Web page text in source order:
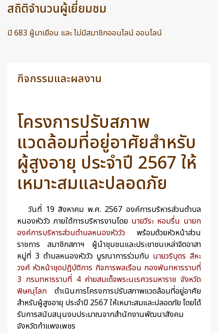
สถิติจำนวนผู้เยี่ยมชม
มี 683 ผู้มาเยือน และ ไม่มีสมาชิกออนไลน์ ออนไลน์
กิจกรรมและผลงาน
โครงการปรับสภาพ
แวดล้อมที่อยู่อาศัยสำหรับ
ผู้สูงอายุ ประจำปี 2567 ให้
เหมาะสมและปลอดภัย
วันที่ 19 สิงหาคม พ.ศ. 2567 องค์การบริหารส่วนตำบล
หนองหัววัว ภายใต้การบริหารงานโดย นายวีระ หอมรื่น นายก
องค์การบริหารส่วนตำบลหนองหัววัว พร้อมด้วยหัวหน้าส่วน
ราชการ สมาชิกสภาฯ ผู้นำชุมชนและประชาชนเหล่าจิตอาสา
หมู่ที่ 3 ตำบลหนองหัววัว บูรณาการร่วมกับ นายวริบุตร สีหะ
วงศ์ หัวหน้าชุดปฏิบัติการ กิจการพลเรือน กองพันทหารราบที่
3 กรมทหารราบที่ 4 ค่ายสมเด็จพระนเรศวรมหาราช จังหวัด
พิษณุโลก ดำเนินการโครงการปรับสภาพแวดล้อมที่อยู่อาศัย
สำหรับผู้สูงอายุ ประจำปี 2567 ให้เหมาะสมและปลอดภัย โดยได้
รับการสนับสนุนงบประมาณจากสำนักงานพัฒนาสังคม
จังหวัดกำแพงเพชร